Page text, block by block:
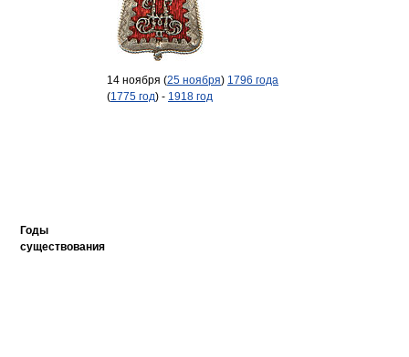
Годы
существования
14 ноября (25 ноября) 1796 года
(1775 год) - 1918 год